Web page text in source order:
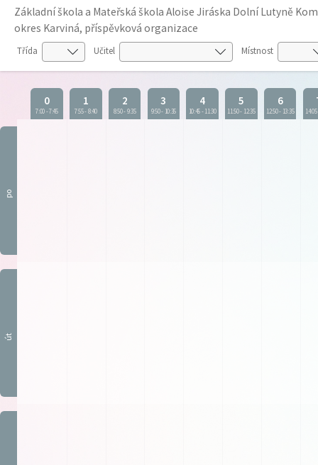
Základní škola a Mateřská škola Aloise Jiráska Dolní Lutyně
okres Karviná, příspěvková organizace
Třída Učitel Místnost
0
7:00-7:45
1
7:55-8:40
2
8:50-9:35
3
9:50- 10:35
4
10:45-11:30
5
11:50- 12:35
6
12:50- 13:35 14:05
po
út